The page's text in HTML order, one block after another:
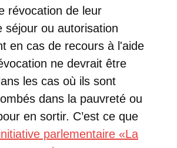
révocation de leur
séjour ou autorisation
en cas de recours à l'aide
ne devrait être
les cas où ils sont
dans la pauvreté ou
en sortir. C’est ce que
parlementaire «La